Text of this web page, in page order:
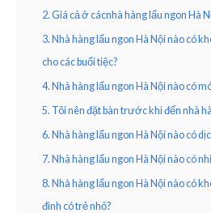
2. Giá cả ở cácnhà hàng lẩu ngon Hà
3. Nhà hàng lẩu ngon Hà Nội nào có
cho các buổi tiệc?
4. Nhà hàng lẩu ngon Hà Nội nào có
5. Tôi nên đặt bàn trước khi đến nhà
6. Nhà hàng lẩu ngon Hà Nội nào có
7. Nhà hàng lẩu ngon Hà Nội nào có
8. Nhà hàng lẩu ngon Hà Nội nào có
đình có trẻ nhỏ?